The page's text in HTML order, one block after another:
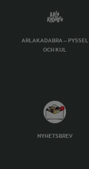
ARLAKADABRA – PYSSEL
OCH KUL
NYHETSBREV